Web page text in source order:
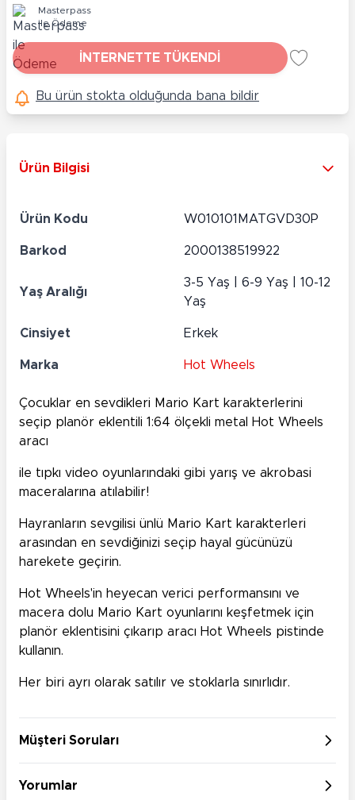
Masterpass
ile Ödeme
İNTERNETTE TÜKENDİ
Bu ürün stokta olduğunda bana bildir
Ürün Bilgisi
Ürün Kodu W010101MATGVD30P
Barkod 2000138519922
Yaş Aralığı
3-5 Yaş | 6-9 Yaş | 10-12
Yaş
Cinsiyet Erkek
Marka Hot Wheels
Çocuklar en sevdikleri Mario Kart karakterlerini
seçip planör eklentili 1:64 ölçekli metal Hot Wheels
aracı
ile tıpkı video oyunlarındaki gibi yarış ve akrobasi
maceralarına atılabilir!
Hayranların sevgilisi ünlü Mario Kart karakterleri
arasından en sevdiğinizi seçip hayal gücünüzü
harekete geçirin.
Hot Wheels'in heyecan verici performansını ve
macera dolu Mario Kart oyunlarını keşfetmek için
planör eklentisini çıkarıp aracı Hot Wheels pistinde
kullanın.
Her biri ayrı olarak satılır ve stoklarla sınırlıdır.
Müşteri Soruları
Yorumlar